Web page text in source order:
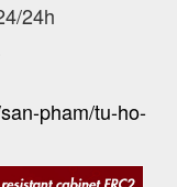
24h
pham/tu-ho-